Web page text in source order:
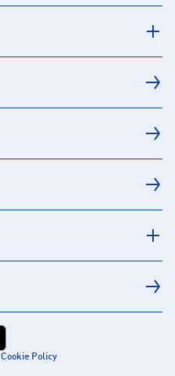
Cookie Policy